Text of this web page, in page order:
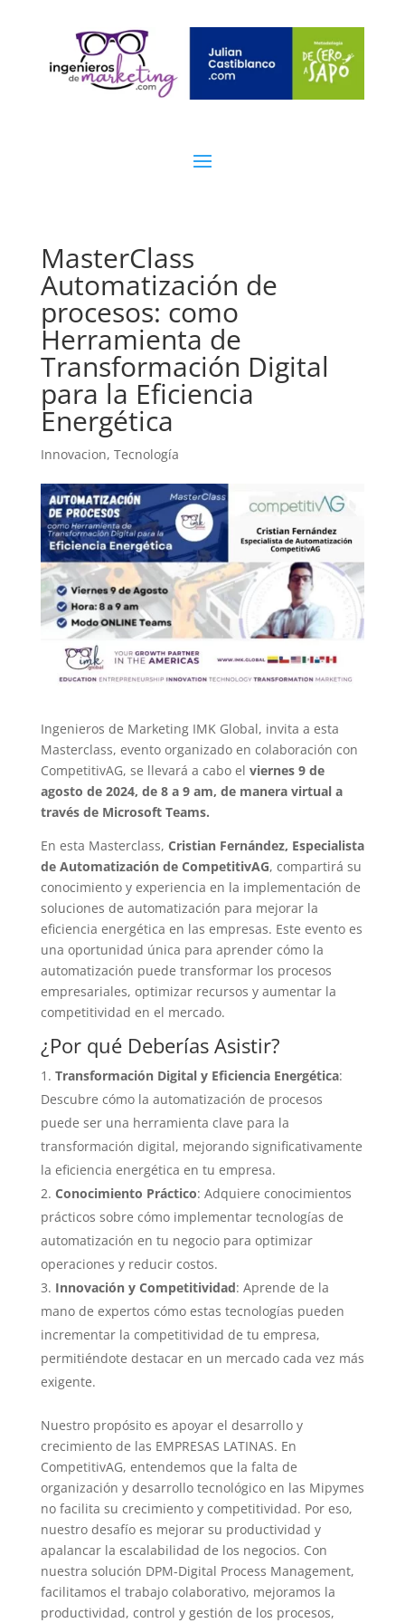
MasterClass
Automatización de
procesos: como
Herramienta de
Transformación Digital
para la Eficiencia
Energética
Innovacion, Tecnología
Ingenieros de Marketing IMK Global, invita a esta
Masterclass, evento organizado en colaboración con
CompetitivAG, se llevará a cabo el viernes 9 de
agosto de 2024, de 8 a 9 am, de manera virtual a
través de Microsoft Teams.
En esta Masterclass, Cristian Fernández, Especialista
de Automatización de CompetitivAG, compartirá su
conocimiento y experiencia en la implementación de
soluciones de automatización para mejorar la
eficiencia energética en las empresas. Este evento es
una oportunidad única para aprender cómo la
automatización puede transformar los procesos
empresariales, optimizar recursos y aumentar la
competitividad en el mercado.
¿Por qué Deberías Asistir?
Transformación Digital y Eficiencia Energética:
Descubre cómo la automatización de procesos
puede ser una herramienta clave para la
transformación digital, mejorando significativamente
la eficiencia energética en tu empresa.
Conocimiento Práctico: Adquiere conocimientos
prácticos sobre cómo implementar tecnologías de
automatización en tu negocio para optimizar
operaciones y reducir costos.
Innovación y Competitividad: Aprende de la
mano de expertos cómo estas tecnologías pueden
incrementar la competitividad de tu empresa,
permitiéndote destacar en un mercado cada vez más
exigente.
Nuestro propósito es apoyar el desarrollo y
crecimiento de las EMPRESAS LATINAS. En
CompetitivAG, entendemos que la falta de
organización y desarrollo tecnológico en las Mipymes
no facilita su crecimiento y competitividad. Por eso,
nuestro desafío es mejorar su productividad y
apalancar la escalabilidad de los negocios. Con
nuestra solución DPM-Digital Process Management,
facilitamos el trabajo colaborativo, mejoramos la
productividad, control y gestión de los procesos,